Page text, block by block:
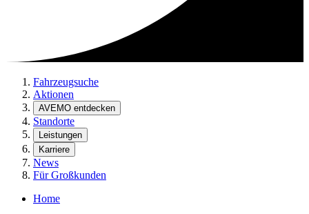
Fahrzeugsuche
Aktionen
AVEMO entdecken
Standorte
Leistungen
Karriere
News
Für Großkunden
Home